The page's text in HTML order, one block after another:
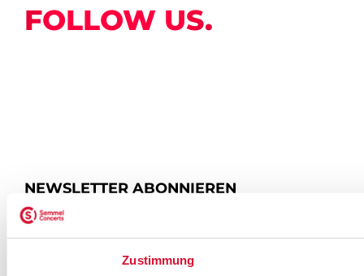
Zustimmung
FOLLOW US.
NEWSLETTER ABONNIEREN